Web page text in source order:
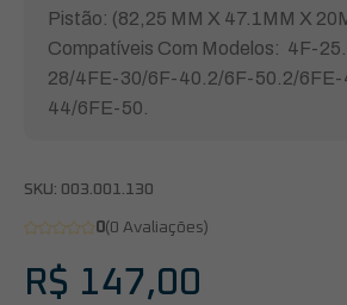
Pistão: (82,25 MM X 47.1MM X
Compatíveis Com Modelos: 4F-
28/4FE-30/6F-40.2/6F-50.2/6FE-
44/6FE-50.
SKU: 003.001.130
0(0 Avaliações)
R$ 147,00